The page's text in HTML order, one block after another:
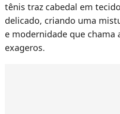
tênis traz cabedal em
delicado, criando uma
e modernidade que chama
exageros.